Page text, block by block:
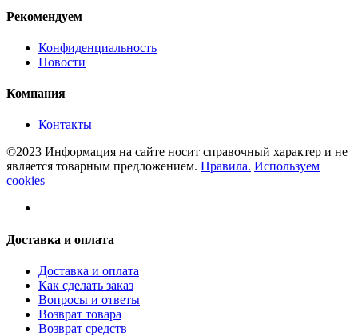
Рекомендуем
Конфиденциальность
Новости
Компания
Контакты
©2023 Информация на сайте носит справочный характер и не
является товарным предложением. Правила. Используем
cookies
Доставка и оплата
Доставка и оплата
Как сделать заказ
Вопросы и ответы
Возврат товара
Возврат средств